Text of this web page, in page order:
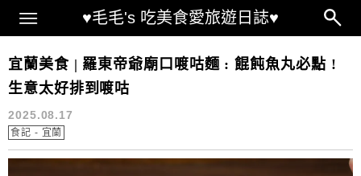
♥毛毛's 吃美食愛旅遊日誌♥
Main Menu
羅東美食
宜蘭美食 | 羅東帝爺廟口喥咕麵 : 餛飩魚丸必點 !
生意太好排到喥咕
2025.08.17
食記 - 宜蘭